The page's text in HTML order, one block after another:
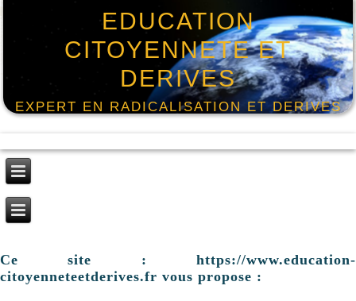
EDUCATION
CITOYENNETE ET
DERIVES
EXPERT EN RADICALISATION ET DERIVES
Ce site : https://www.education-
citoyenneteetderives.fr vous propose :